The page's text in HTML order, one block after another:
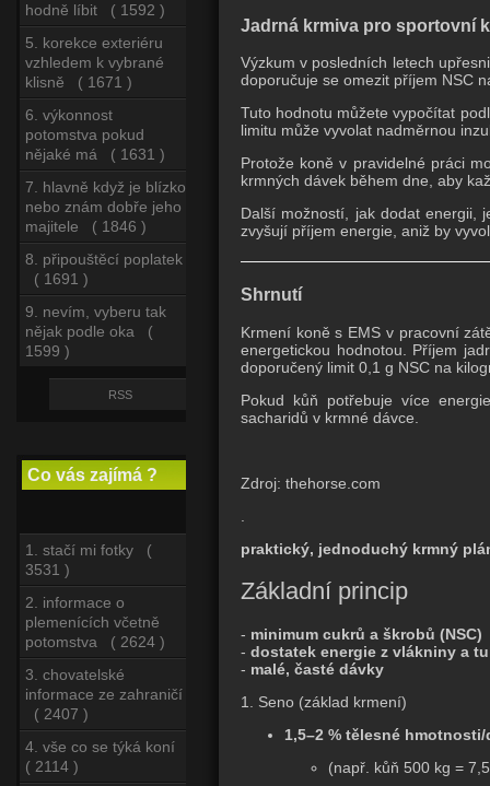
hodně líbit ( 1592 )
5. korekce exteriéru
vzhledem k vybrané
klisně ( 1671 )
6. výkonnost
potomstva pokud
nějaké má ( 1631 )
7. hlavně když je blízko
nebo znám dobře jeho
majitele ( 1846 )
8. připouštěcí poplatek
( 1691 )
9. nevím, vyberu tak
nějak podle oka (
1599 )
RSS
Co vás zajímá ?
1. stačí mi fotky (
3531 )
2. informace o
plemenících včetně
potomstva ( 2624 )
3. chovatelské
informace ze zahraničí
( 2407 )
4. vše co se týká koní
( 2114 )
Jadrná krmiva pro sportovní
Výzkum v posledních letech
doporučuje se omezit příjem NSC
Tuto hodnotu můžete vypočítat
limitu může vyvolat nadměrnou
Protože koně v pravidelné práci
krmných dávek během dne, aby
Další možností, jak dodat energii,
zvyšují příjem energie, aniž by
Shrnutí
Krmení koně s EMS v pracovní
energetickou hodnotou. Příjem
doporučený limit 0,1 g NSC na
Pokud kůň potřebuje více
sacharidů v krmné dávce.
Zdroj: thehorse.com
praktický, jednoduchý krmný
Základní princip
- minimum cukrů a škrobů (NSC)
- dostatek energie z vlákniny a
- malé, časté dávky
1. Seno (základ krmení)
1,5–2 % tělesné hmotnosti/
(např. kůň 500 kg =